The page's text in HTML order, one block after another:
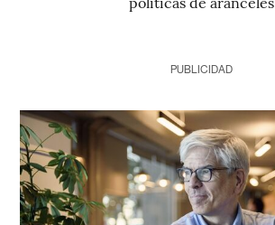
PUBLICIDAD